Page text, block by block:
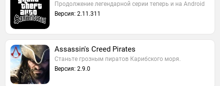
Продолжение легендарной серии теперь и на Android
Версия: 2.11.311
Assassin's Creed Pirates
Станьте грозным пиратов Карибского моря.
Версия: 2.9.0